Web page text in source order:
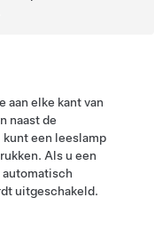
aan elke kant van
naast de
kunt een leeslamp
Als u een
uitgeschakeld.